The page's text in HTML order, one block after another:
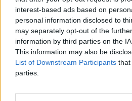
interest-based ads based on
personal information disclosed to
may separately opt-out of the
information by third parties on the
This information may also be
List of Downstream Participants that
parties.